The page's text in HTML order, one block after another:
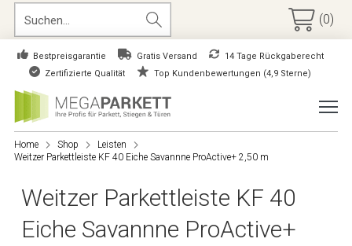
(0)
Bestpreisgarantie Gratis Versand
14 Tage Rückgaberecht
Zertifizierte Qualität
Top Kundenbewertungen (4,9 Sterne)
Home Shop
Leisten
Weitzer Parkettleiste KF 40 Eiche Savannne ProActive+ 2,50 m
Weitzer Parkettleiste KF 40
Eiche Savannne ProActive+